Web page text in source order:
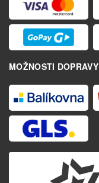
MOŽNOSTI DOPRAVY